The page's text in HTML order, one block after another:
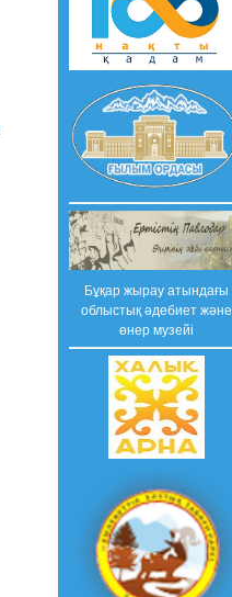
Бұқар жырау атындағы
облыстық әдебиет және
өнер музейі